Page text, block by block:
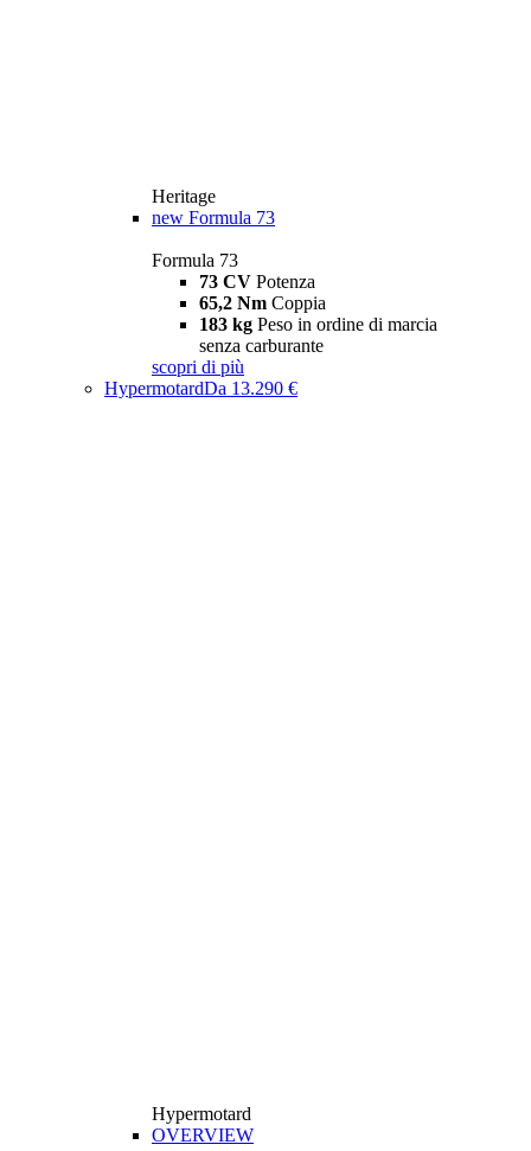
Heritage
new Formula 73
Formula 73
73 CV Potenza
65,2 Nm Coppia
183 kg Peso in ordine di marcia
senza carburante
scopri di più
HypermotardDa 13.290 €
Hypermotard
OVERVIEW